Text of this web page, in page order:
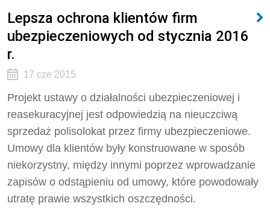
Lepsza ochrona klientów firm
ubezpieczeniowych od stycznia 2016
r.
17 cze 2015
Projekt ustawy o działalności ubezpieczeniowej i
reasekuracyjnej jest odpowiedzią na nieuczciwą
sprzedaż polisolokat przez firmy ubezpieczeniowe.
Umowy dla klientów były konstruowane w sposób
niekorzystny, między innymi poprzez wprowadzanie
zapisów o odstąpieniu od umowy, które powodowały
utratę prawie wszystkich oszczędności.